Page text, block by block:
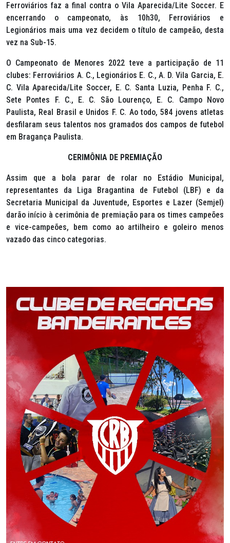
Ferroviários faz a final contra o Vila Aparecida/Lite Soccer. E
encerrando o campeonato, às 10h30, Ferroviários e
Legionários mais uma vez decidem o título de campeão, desta
vez na Sub-15.
O Campeonato de Menores 2022 teve a participação de 11
clubes: Ferroviários A. C., Legionários E. C., A. D. Vila Garcia, E.
C. Vila Aparecida/Lite Soccer, E. C. Santa Luzia, Penha F. C.,
Sete Pontes F. C., E. C. São Lourenço, E. C. Campo Novo
Paulista, Real Brasil e Unidos F. C. Ao todo, 584 jovens atletas
desfilaram seus talentos nos gramados dos campos de futebol
em Bragança Paulista.
CERIMÔNIA DE PREMIAÇÃO
Assim que a bola parar de rolar no Estádio Municipal,
representantes da Liga Bragantina de Futebol (LBF) e da
Secretaria Municipal da Juventude, Esportes e Lazer (Semjel)
darão início à cerimônia de premiação para os times campeões
e vice-campeões, bem como ao artilheiro e goleiro menos
vazado das cinco categorias.